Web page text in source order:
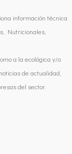
información técnica
Nutricionales,
a la ecológica y/o
de actualidad,
del sector.